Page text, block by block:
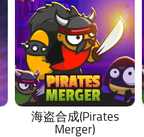
海盗合成(Pirates
Merger)